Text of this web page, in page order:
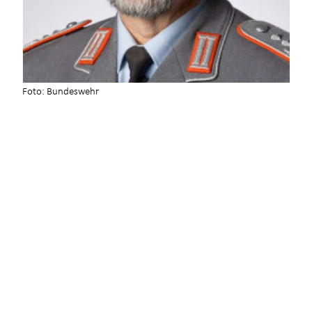
Foto: Bundeswehr